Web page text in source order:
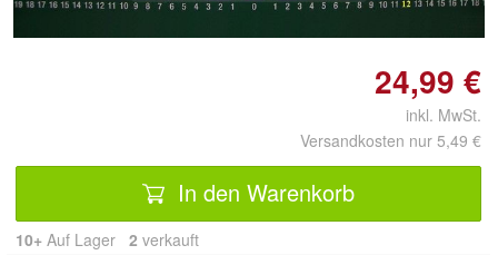
24,99 €
inkl. MwSt.
Versandkosten nur 5,49 €
In den Warenkorb
10+ Auf Lager 2 verkauft